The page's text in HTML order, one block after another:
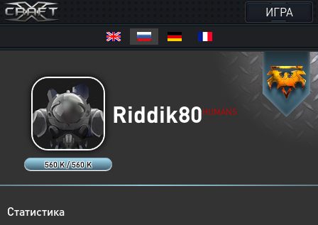
ИГРА
560 K / 560 K
Riddik80HUMANS
Статистика